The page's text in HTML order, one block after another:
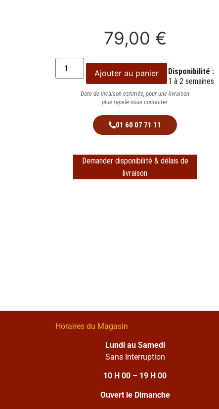
79,00 €
Ajouter au panier
Disponibilité :
1 à 2 semaines
Date de livraison estimée, pour une livraison
plus rapide nous contacter.
01 60 07 71 11
Demander disponibilité & délais de
livraison
Horaires du Magasin
Lundi au Samedi
Sans Interruption
10 H 00 – 19 H 00
Ouvert le Dimanche